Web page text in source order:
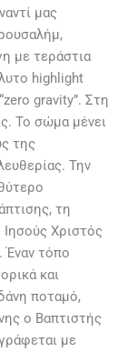
μας
με τεράστια
highlight
gravity”. Στη
Το σώμα μένει
της
Την
τη
Χριστός
Έναν τόπο
και
ποταμό,
ο Βαπτιστής
με